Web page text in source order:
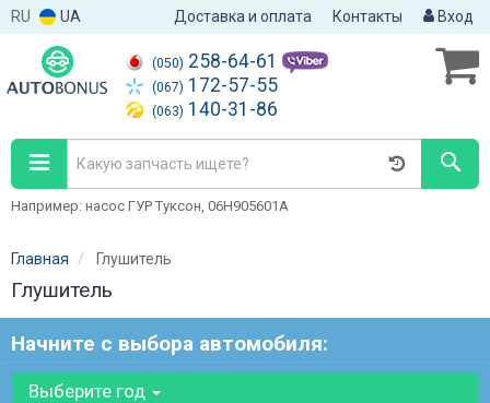
RU UA Доставка и оплата Контакты Вход
(050) 258-64-61
(067) 172-57-55
(063) 140-31-86
Например: насос ГУР Туксон, 06H905601A
Главная Глушитель
Глушитель
Начните с выбора автомобиля:
Выберите год